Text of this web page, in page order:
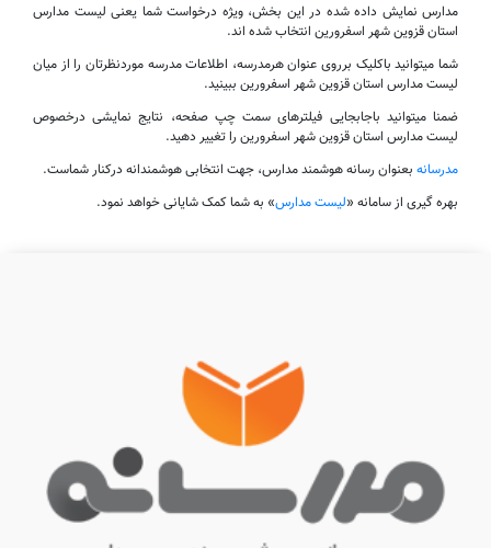
مدارس نمایش داده شده در این بخش، ویژه درخواست شما یعنی لیست مدارس
استان قزوین شهر اسفرورین انتخاب شده اند.
شما میتوانید باکلیک برروی عنوان هرمدرسه، اطلاعات مدرسه موردنظرتان را از میان
لیست مدارس استان قزوین شهر اسفرورین ببینید.
ضمنا میتوانید باجابجایی فیلترهای سمت چپ صفحه، نتایج نمایشی درخصوص
لیست مدارس استان قزوین شهر اسفرورین را تغییر دهید.
مدرسانه بعنوان رسانه هوشمند مدارس، جهت انتخابی هوشمندانه درکنار شماست.
بهره گیری از سامانه «لیست مدارس» به شما کمک شایانی خواهد نمود.